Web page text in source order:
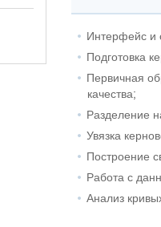
Интерфейс и
Подготовка
Первичная
качества;
Разделение
Увязка
Построение
Работа с
Анализ